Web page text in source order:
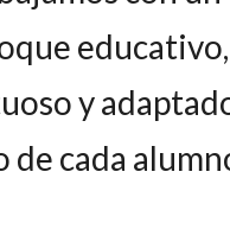
educativo,
y
de cada